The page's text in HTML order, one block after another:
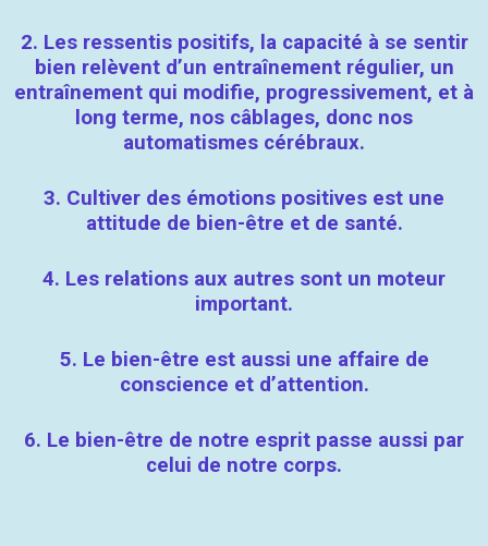
2. Les ressentis positifs, la capacité à se sentir
bien relèvent d’un entraînement régulier, un
entraînement qui modifie, progressivement, et à
long terme, nos câblages, donc nos
automatismes cérébraux.
3. Cultiver des émotions positives est une
attitude de bien-être et de santé.
4. Les relations aux autres sont un moteur
important.
5. Le bien-être est aussi une affaire de
conscience et d’attention.
6. Le bien-être de notre esprit passe aussi par
celui de notre corps.